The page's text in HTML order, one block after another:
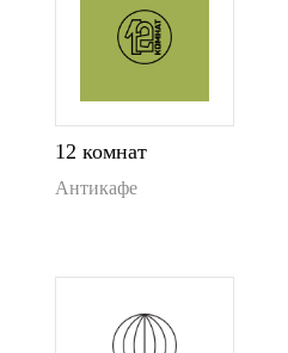
12 комнат
Антикафе